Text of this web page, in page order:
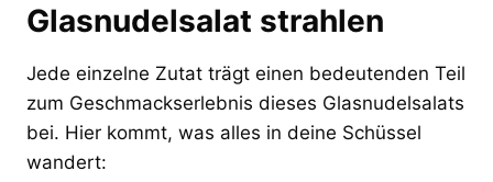
Glasnudelsalat strahlen
Jede einzelne Zutat trägt einen bedeutenden Teil
zum Geschmackserlebnis dieses Glasnudelsalats
bei. Hier kommt, was alles in deine Schüssel
wandert: